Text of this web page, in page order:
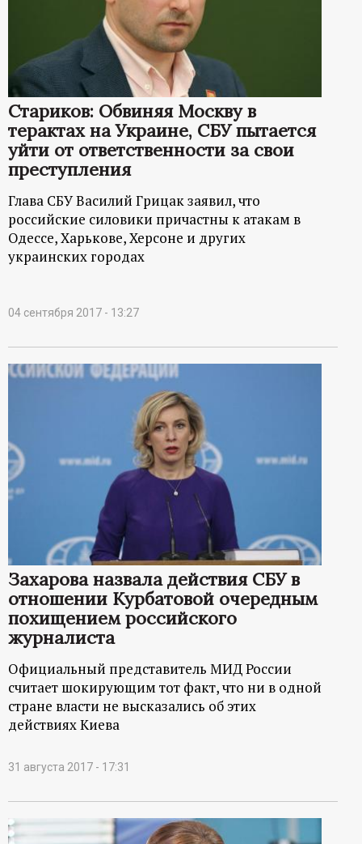
Стариков: Обвиняя Москву в
терактах на Украине, СБУ пытается
уйти от ответственности за свои
преступления
Глава СБУ Василий Грицак заявил, что
российские силовики причастны к атакам в
Одессе, Харькове, Херсоне и других
украинских городах
04 сентября 2017 - 13:27
Захарова назвала действия СБУ в
отношении Курбатовой очередным
похищением российского
журналиста
Официальный представитель МИД России
считает шокирующим тот факт, что ни в одной
стране власти не высказались об этих
действиях Киева
31 августа 2017 - 17:31